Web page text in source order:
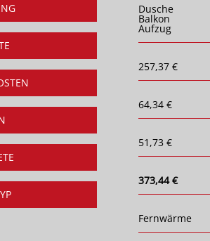
Dusche
Balkon
Aufzug
257,37 €
64,34 €
51,73 €
373,44 €
Fernwärme